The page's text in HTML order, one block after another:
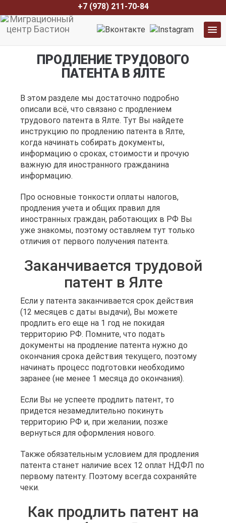
+7 (978) 211-70-84
ПРОДЛЕНИЕ ТРУДОВОГО
ПАТЕНТА В ЯЛТЕ
В этом разделе мы достаточно подробно
описали всё, что связано с продлением
трудового патента в Ялте. Тут Вы найдете
инструкцию по продлению патента в Ялте,
когда начинать собирать документы,
информацию о сроках, стоимости и прочую
важную для иностранного гражданина
информацию.
Про основные тонкости оплаты налогов,
продления учета и общих правил для
иностранных граждан, работающих в РФ Вы
уже знакомы, поэтому оставляем тут только
отличия от первого получения патента.
Заканчивается трудовой
патент в Ялте
Если у патента заканчивается срок действия
(12 месяцев с даты выдачи), Вы можете
продлить его еще на 1 год не покидая
территорию РФ. Помните, что подать
документы на продление патента нужно до
окончания срока действия текущего, поэтому
начинать процесс подготовки необходимо
заранее (не менее 1 месяца до окончания).
Если Вы не успеете продлить патент, то
придется незамедлительно покинуть
территорию РФ и, при желании, позже
вернуться для оформления нового.
Также обязательным условием для продления
патента станет наличие всех 12 оплат НДФЛ по
первому патенту. Поэтому всегда сохраняйте
чеки.
Как продлить патент на